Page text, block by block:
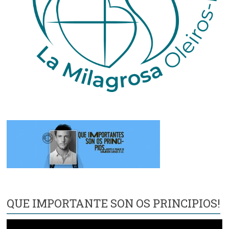
QUE IMPORTANTE SON OS PRINCIPIOS!